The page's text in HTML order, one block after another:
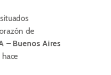
de
– Buenos Aires